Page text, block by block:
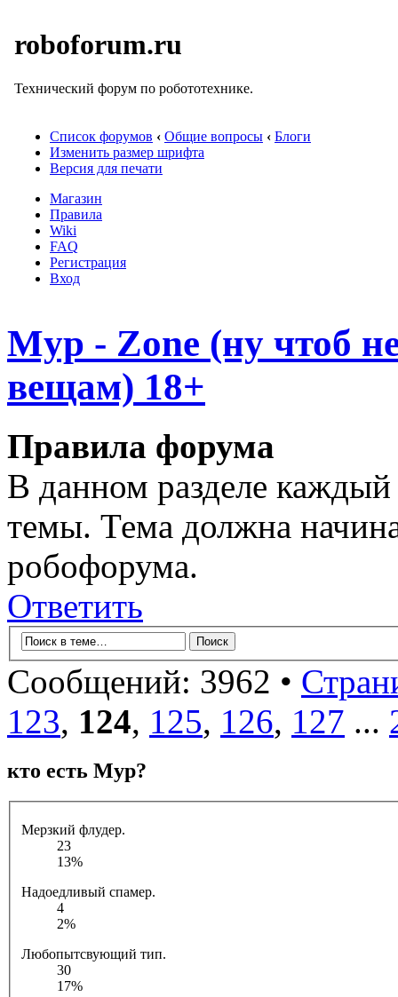
roboforum.ru
Технический форум по робототехнике.
Список форумов ‹ Общие вопросы ‹ Блоги
Изменить размер шрифта
Версия для печати
Магазин
Правила
Wiki
FAQ
Регистрация
Вход
Myp - Zone (ну чтоб
вещам) 18+
Правила форума
В данном разделе
темы. Тема должна
робофорума.
Ответить
Сообщений: 3962 •
123, 124, 125, 126, 127 ...
кто есть Мур?
Мерзкий флудер.
23
13%
Надоедливый спамер.
4
2%
Любопытсвующий тип.
30
17%